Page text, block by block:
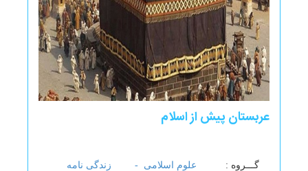
عربستان پیش از اسلام
گـــروه : علوم اسلامی -
زندگی نامه